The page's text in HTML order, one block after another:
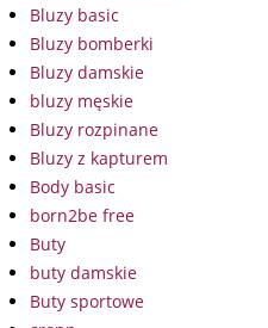
Bluzy basic
Bluzy bomberki
Bluzy damskie
bluzy męskie
Bluzy rozpinane
Bluzy z kapturem
Body basic
born2be free
Buty
buty damskie
Buty sportowe